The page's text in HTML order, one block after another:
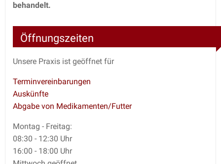
behandelt.
Öffnungszeiten
Unsere Praxis ist geöffnet für
Terminvereinbarungen
Auskünfte
Abgabe von Medikamenten/Futter
Montag - Freitag:
08:30 - 12:30 Uhr
16:00 - 18:00 Uhr